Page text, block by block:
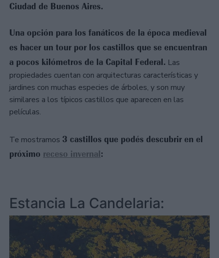
Ciudad de Buenos Aires.
Una opción para los fanáticos de la época medieval
es hacer un tour por los castillos que se encuentran
a pocos kilómetros de la Capital Federal. Las
propiedades cuentan con arquitecturas características y
jardines con muchas especies de árboles, y son muy
similares a los típicos castillos que aparecen en las
películas.
Te mostramos 3 castillos que podés descubrir en el
próximo receso invernal:
Estancia La Candelaria: